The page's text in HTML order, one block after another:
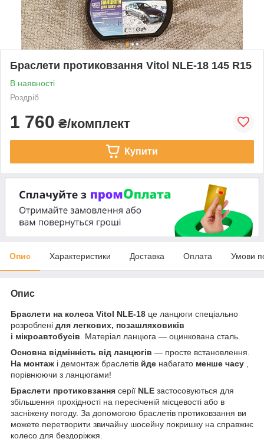
Браслети протиковзання Vitol NLE-18 145 R15
В наявності
Роздріб
1 760 ₴/комплект
Купити
Опис Характеристики Доставка Оплата Умови
Опис
Браслети на колеса Vitol NLE-18 це ланцюги спеціально
розроблені для легкових, позашляховиків
і мікроавтобусів. Матеріал ланцюга — оцинкована сталь.
Основна відмінність від ланцюгів — просте встановлення.
На монтаж і демонтаж браслетів йде набагато менше часу ,
порівнюючи з ланцюгами!
Браслети протиковзання серії NLE застосовуються для
збільшення прохідності на пересіченій місцевості або в
засніжену погоду. За допомогою браслетів протиковзання ви
можете перетворити звичайну шосейну покришку на справжнє
колесо для бездоріжжя.